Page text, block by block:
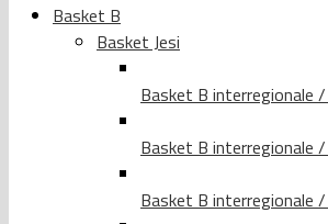
Basket B
Basket Jesi
Basket B interregionale /
Basket B interregionale
Basket B interregionale /